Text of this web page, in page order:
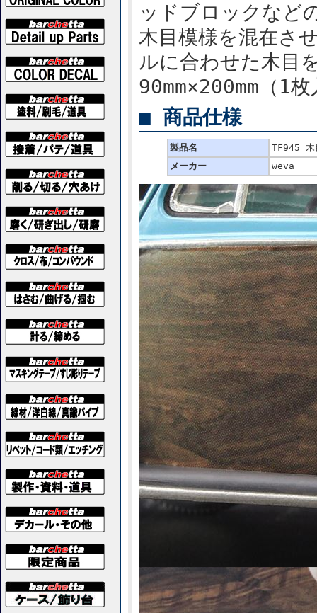
ッドブロックなど
木目模様を混在さ
ルに合わせた木目
90mm×200mm（1
■ 商品仕様
製品名
TF945 木
メーカー
weva